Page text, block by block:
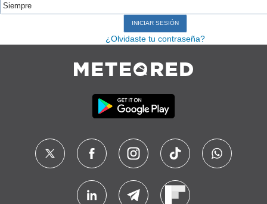
¿Olvidaste tu contraseña?